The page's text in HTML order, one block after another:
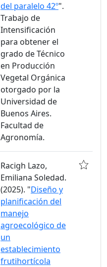
del paralelo 42º".
Trabajo de
Intensificación
para obtener el
grado de Técnico
en Producción
Vegetal Orgánica
otorgado por la
Universidad de
Buenos Aires.
Facultad de
Agronomía.
Racigh Lazo,
Emiliana Soledad.
(2025). "Diseño y
planificación del
manejo
agroecológico de
un
establecimiento
frutihortícola